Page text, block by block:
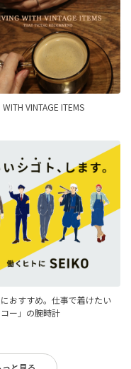
WITH VINTAGE ITEMS
おすすめ。仕事で着けたい
コー」の腕時計